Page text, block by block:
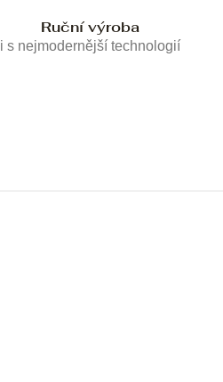
Ruční výroba
i s nejmodernější technologií